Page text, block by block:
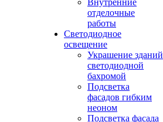
Внутренние
отделочные
работы
Светодиодное
освещение
Украшение зданий
светодиодной
бахромой
Подсветка
фасадов гибким
неоном
Подсветка фасада